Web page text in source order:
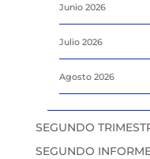
Junio 2026
Julio 2026
Agosto 2026
SEGUNDO
SEGUNDO